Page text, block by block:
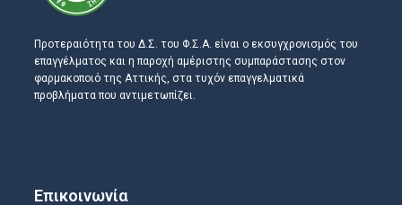
Προτεραιότητα του Δ.Σ. του Φ.Σ.Α. είναι ο εκσυγχρονισμός του
επαγγέλματος και η παροχή αμέριστης συμπαράστασης στον
φαρμακοποιό της Αττικής, στα τυχόν επαγγελματικά
προβλήματα που αντιμετωπίζει.
Επικοινωνία